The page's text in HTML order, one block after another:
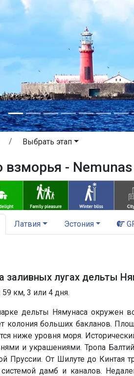
Выбрать этап
взморья -
Латвия Эстония
заливных лугах дельты
км, 3 или 4 дня.
дельты Нямунаса окружен
колония больших бакланов.
ниже уровня моря.
и украшениями. Тропа
Пруссии. От Шилуте до
дамб и каналов.